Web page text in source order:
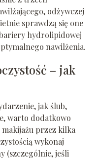
odżywczej
sprawdzą się one
hydrolipidowej
nawilżenia.
– jak
jak ślub,
warto dodatkowo
przez kilka
wykonaj
(szczególnie, jeśli